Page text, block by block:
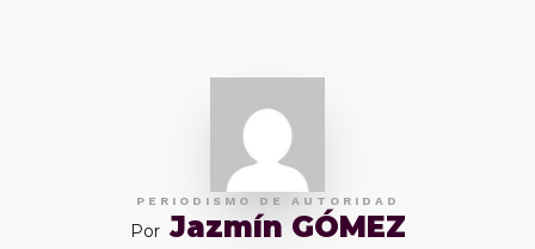
PERIODISMO DE AUTORIDAD
Por Jazmín GÓMEZ